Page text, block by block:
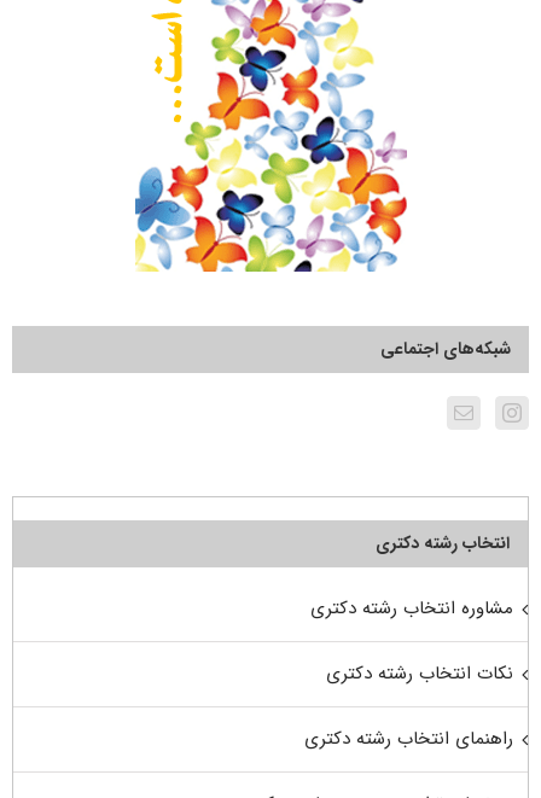
شبکه‌های اجتماعی
انتخاب رشته دکتری
مشاوره انتخاب رشته دکتری
نکات انتخاب رشته دکتری
راهنمای انتخاب رشته دکتری